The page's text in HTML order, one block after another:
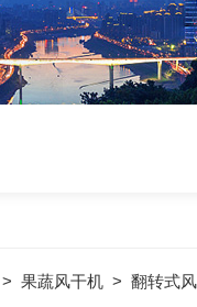
> 果蔬风干机 > 翻转式